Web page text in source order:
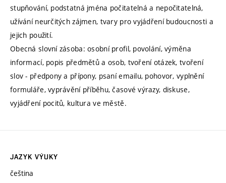
stupňování, podstatná jména počitatelná a nepočitatelná,
užívání neurčitých zájmen, tvary pro vyjádření budoucnosti a
jejich použití.
Obecná slovní zásoba: osobní profil, povolání, výměna
informací, popis předmětů a osob, tvoření otázek, tvoření
slov - předpony a přípony, psaní emailu, pohovor, vyplnění
formuláře, vyprávění příběhu, časové výrazy, diskuse,
vyjádření pocitů, kultura ve městě.
JAZYK VÝUKY
čeština